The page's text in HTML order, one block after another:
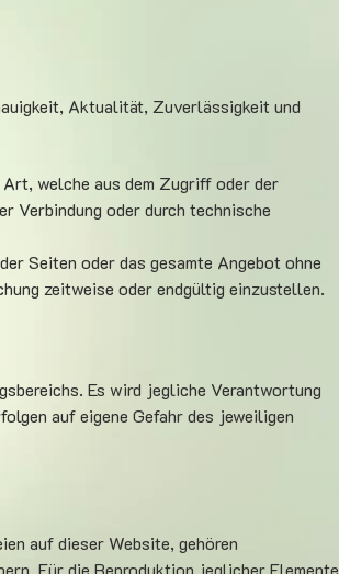
Aktualität, Zuverlässigkeit und
welche aus dem Zugriff oder der
Verbindung oder durch technische
Seiten oder das gesamte Angebot ohne
zeitweise oder endgültig einzustellen.
Es wird jegliche Verantwortung
auf eigene Gefahr des jeweiligen
auf dieser Website, gehören
Für die Reproduktion jeglicher Elemente